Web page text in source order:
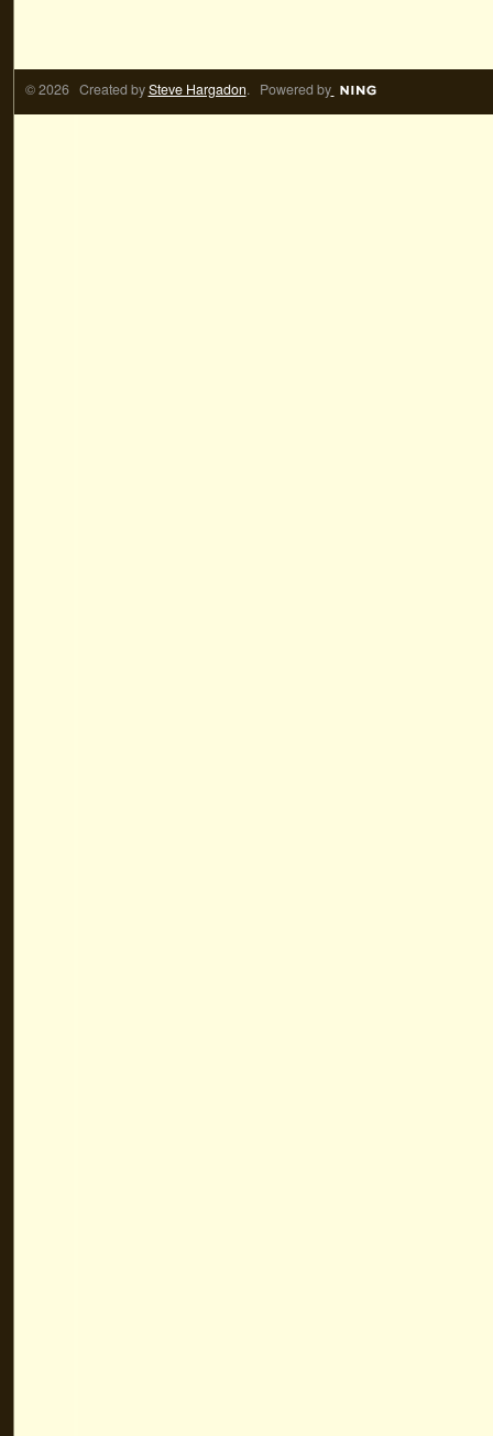
© 2026 Created bySteve Hargadon. Powered by